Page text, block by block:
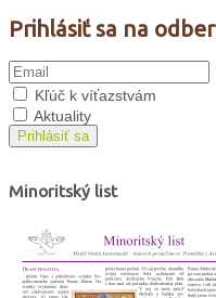
Prihlásiť sa na odber
Kľúč k víťazstvám
Aktuality
Prihlásiť sa
Minoritský list